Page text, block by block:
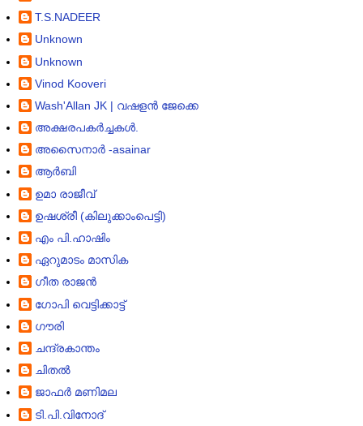
T.S.NADEER
Unknown
Unknown
Vinod Kooveri
Wash'Allan JK | വഷളന്‍ ജേക്കെ
അക്ഷരപകര്‍ച്ചകള്‍.
അസൈനാര്‍ -asainar
ആര്‍ബി
ഉമാ രാജീവ്
ഉഷശ്രീ (കിലുക്കാംപെട്ടി)
എം പി.ഹാഷിം
ഏറുമാടം മാസിക
ഗീത രാജന്‍
ഗോപി വെട്ടിക്കാട്ട്
ഗൗരി
ചന്ദ്രകാന്തം
ചിതല്‍
ജാഫര്‍ മണിമല
ടി.പി.വിനോദ്